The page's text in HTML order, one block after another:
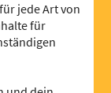
jede Art von
für